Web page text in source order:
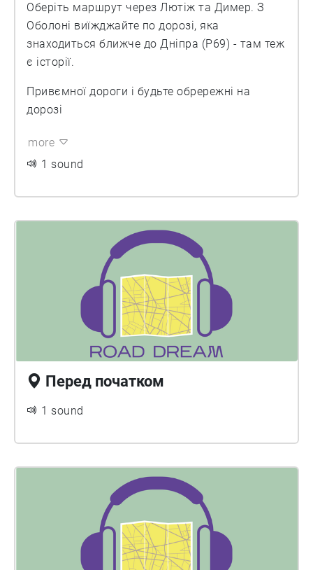
Оберіть маршрут через Лютіж та Димер. З
Оболоні виїжджайте по дорозі, яка
знаходиться ближче до Дніпра (P69) - там теж
є історії.
Привємної дороги і будьте обрережні на
дорозі
more
1 sound
Перед початком
1 sound